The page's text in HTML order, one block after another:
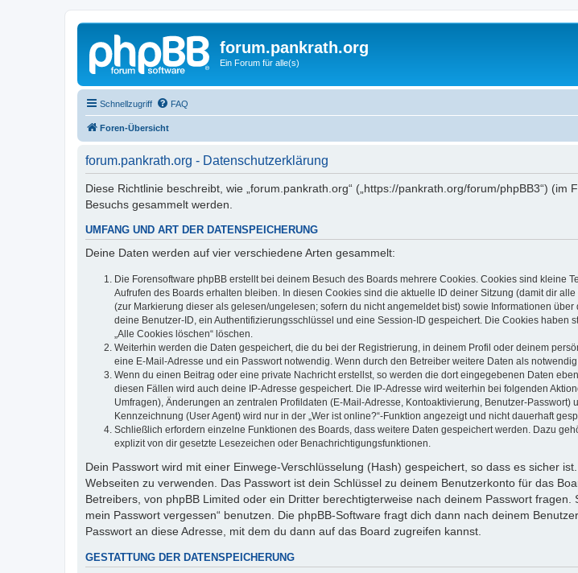
forum.pankrath.org
Ein Forum für alle(s)
Schnellzugriff FAQ
Foren-Übersicht
forum.pankrath.org - Datenschutzerklärung
Diese Richtlinie beschreibt, wie „forum.pankrath.org“ („https://pankrath.org/forum/phpBB3“)
Besuchs gesammelt werden.
UMFANG UND ART DER DATENSPEICHERUNG
Deine Daten werden auf vier verschiedene Arten gesammelt:
Die Forensoftware phpBB erstellt bei deinem Besuch des Boards mehrere Cookies. Cookies sind
Aufrufen des Boards erhalten bleiben. In diesen Cookies sind die aktuelle ID deiner Sitzung (damit dir
(zur Markierung dieser als gelesen/ungelesen; sofern du nicht angemeldet bist) sowie Informationen
deine Benutzer-ID, ein Authentifizierungsschlüssel und eine Session-ID gespeichert. Die Cookies
„Alle Cookies löschen“ löschen.
Weiterhin werden die Daten gespeichert, die du bei der Registrierung, in deinem Profil oder deinem
eine E-Mail-Adresse und ein Passwort notwendig. Wenn durch den Betreiber weitere Daten als
Wenn du einen Beitrag oder eine private Nachricht erstellst, so werden die dort eingegebenen Daten
diesen Fällen wird auch deine IP-Adresse gespeichert. Die IP-Adresse wird weiterhin bei folgenden
Umfragen), Änderungen an zentralen Profildaten (E-Mail-Adresse, Kontoaktivierung, Benutzer-
Kennzeichnung (User Agent) wird nur in der „Wer ist online?“-Funktion angezeigt und nicht dauerhaft
Schließlich erfordern einzelne Funktionen des Boards, dass weitere Daten gespeichert werden. Dazu
explizit von dir gesetzte Lesezeichen oder Benachrichtigungsfunktionen.
Dein Passwort wird mit einer Einwege-Verschlüsselung (Hash) gespeichert, so dass es sicher
Webseiten zu verwenden. Das Passwort ist dein Schlüssel zu deinem Benutzerkonto für das
Betreibers, von phpBB Limited oder ein Dritter berechtigterweise nach deinem Passwort
mein Passwort vergessen“ benutzen. Die phpBB-Software fragt dich dann nach deinem
Passwort an diese Adresse, mit dem du dann auf das Board zugreifen kannst.
GESTATTUNG DER DATENSPEICHERUNG